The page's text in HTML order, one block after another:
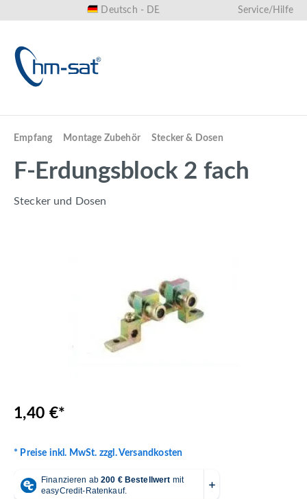
Deutsch - DE Service/Hilfe
Empfang Montage Zubehör Stecker & Dosen
F-Erdungsblock 2 fach
Stecker und Dosen
1,40 €*
* Preise inkl. MwSt. zzgl. Versandkosten